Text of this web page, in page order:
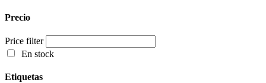
Precio
Price filter
En stock
Etiquetas